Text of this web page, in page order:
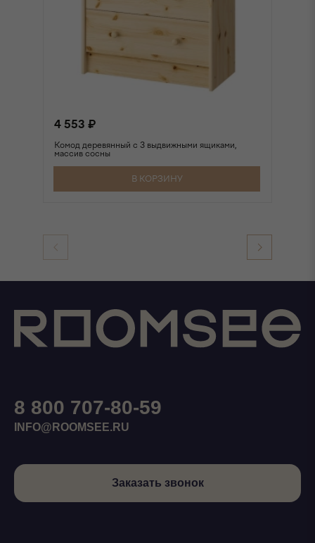
4 553 ₽
Комод деревянный с 3 выдвижными ящиками,
массив сосны
В КОРЗИНУ
8 800 707-80-59
INFO@ROOMSEE.RU
Заказать звонок